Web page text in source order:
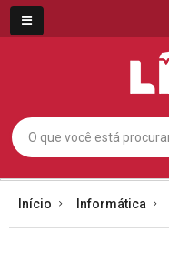
Início Informática